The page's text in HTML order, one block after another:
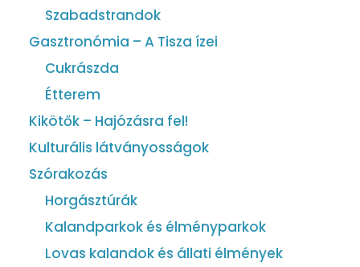
Szabadstrandok
Gasztronómia – A Tisza ízei
Cukrászda
Étterem
Kikötők – Hajózásra fel!
Kulturális látványosságok
Szórakozás
Horgásztúrák
Kalandparkok és élményparkok
Lovas kalandok és állati élmények